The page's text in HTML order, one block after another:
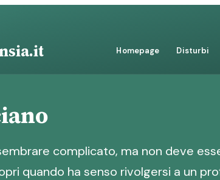
Homepage Disturbi
complicato, ma non deve
quando ha senso rivolgersi a un